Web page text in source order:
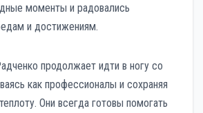
моменты и радовались
и достижениям.
продолжает идти в ногу со
как профессионалы и сохраняя
Они всегда готовы помогать